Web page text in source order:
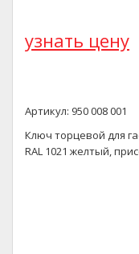
узнать цену
Артикул: 950 008 001
Ключ торцевой для
RAL 1021 желтый,